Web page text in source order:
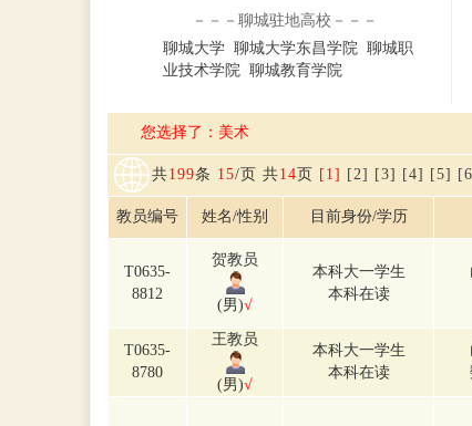
－－－聊城驻地高校－－－
聊城大学 聊城大学东昌学院 聊城职
业技术学院 聊城教育学院
您选择了：美术
共199条 15/页 共14页 [1] [2] [3] [4] [5]
教员编号 姓名/性别 目前身份/学历
T0635-
8812
贺教员
(男)√
本科大一学生
本科在读
T0635-
8780
王教员
(男)√
本科大一学生
本科在读